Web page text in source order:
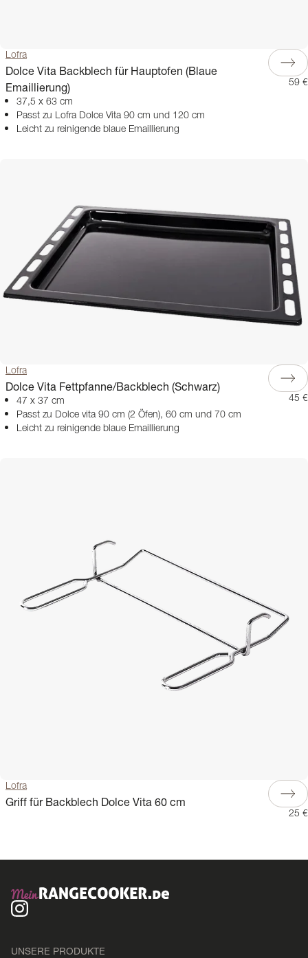
Lofra
Dolce Vita Backblech für Hauptofen (Blaue
Emaillierung)
37,5 x 63 cm
Passt zu Lofra Dolce Vita 90 cm und 120 cm
Leicht zu reinigende blaue Emaillierung
59 €
Lofra
Dolce Vita Fettpfanne/Backblech (Schwarz)
47 x 37 cm
Passt zu Dolce vita 90 cm (2 Öfen), 60 cm und 70 cm
Leicht zu reinigende blaue Emaillierung
45 €
Lofra
Griff für Backblech Dolce Vita 60 cm
25 €
UNSERE PRODUKTE